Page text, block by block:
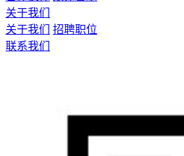
关于我们
关于我们
招聘职位
联系我们